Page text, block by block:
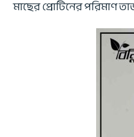
মাছের প্রোটিনের পরিমাণ